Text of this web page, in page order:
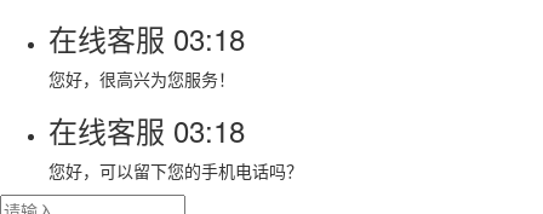
在线客服 03:18
您好，很高兴为您服务！
在线客服 03:18
您好，可以留下您的手机电话吗？